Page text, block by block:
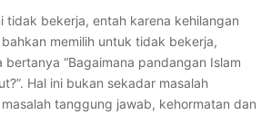
tidak bekerja, entah karena kehilangan
memilih untuk tidak bekerja,
“Bagaimana pandangan Islam
Hal ini bukan sekadar masalah
tanggung jawab, kehormatan dan